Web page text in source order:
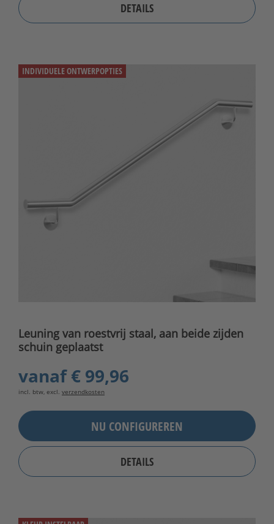
DETAILS
INDIVIDUELE ONTWERPOPTIES
Leuning van roestvrij staal, aan beide zijden
schuin geplaatst
vanaf€ 99,96
incl. btw, excl. verzendkosten
NU CONFIGUREREN
DETAILS